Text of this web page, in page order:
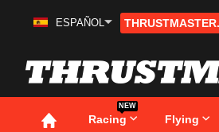
ESPAÑOL
Racing
NEW
Flying